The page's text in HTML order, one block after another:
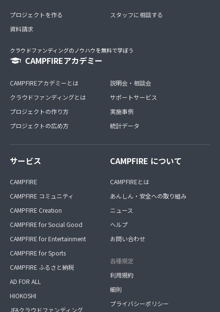
プロジェクトを作る
資料請求
スタッフに相談する
クラウドファンディングのノウハウを無料で学ぼう
CAMPFIREアカデミー
CAMPFIREアカデミーとは
クラウドファンディングとは
プロジェクトの作り方
プロジェクトの広め方
説明会・相談会
サポートサービス
実施事例
統計データ
サービス
CAMPFIRE
CAMPFIRE コミュニティ
CAMPFIRE Creation
CAMPFIRE for Social Good
CAMPFIRE for Entertainment
CAMPFIRE for Sports
CAMPFIRE ふるさと納税
AD FOR ALL
HIOKOSHI
JFAクラウドファンディング
CAMPFIRE について
CAMPFIREとは
あんしん・安全への取り組み
ニュース
ヘルプ
お問い合わせ
各種規定
利用規約
細則
プライバシーポリシー